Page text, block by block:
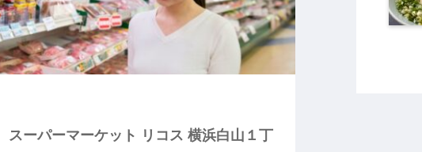
スーパーマーケット リコス 横浜白山１丁